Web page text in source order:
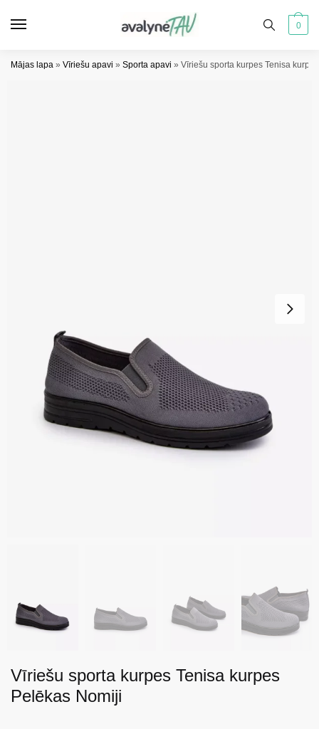
0
Mājas lapa » Vīriešu apavi » Sporta apavi » Vīriešu sporta kurpes Tenisa
Vīriešu sporta kurpes Tenisa kurpes
Pelēkas Nomiji